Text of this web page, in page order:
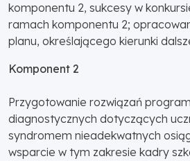
komponentu 2, sukcesy w
ramach komponentu 2;
planu, określającego kierunki
Komponent 2
Przygotowanie rozwiązań
diagnostycznych dotyczących
syndromem nieadekwatnych
wsparcie w tym zakresie kadry